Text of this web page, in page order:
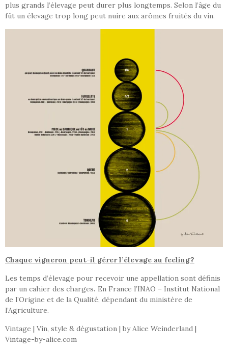
plus grands l’élevage peut durer plus longtemps. Selon l’âge du
fût un élevage trop long peut nuire aux arômes fruités du vin.
Chaque vigneron peut-il gérer l’élevage au feeling?
Les temps d’élevage pour recevoir une appellation sont définis
par un cahier des charges. En France l’INAO – Institut National
de l’Origine et de la Qualité, dépendant du ministère de
l’Agriculture.
Vintage | Vin, style & dégustation | by Alice Weinderland |
Vintage-by-alice.com